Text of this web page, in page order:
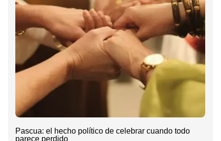
Pascua: el hecho político de celebrar cuando todo
parece perdido